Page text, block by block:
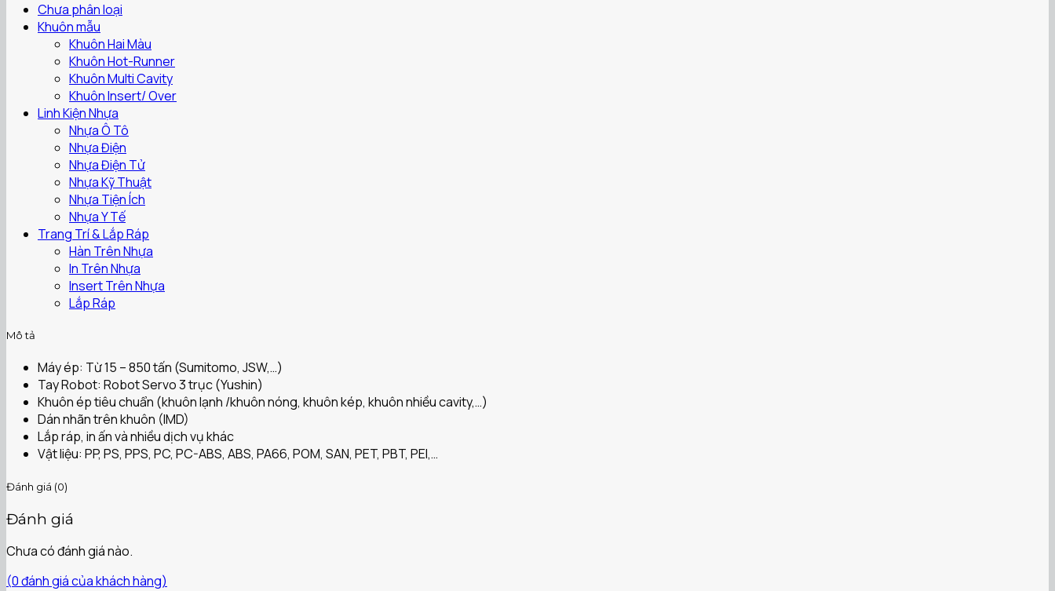
Chưa phân loại
Khuôn mẫu
Khuôn Hai Màu
Khuôn Hot-Runner
Khuôn Multi Cavity
Khuôn Insert/ Over
Linh Kiện Nhựa
Nhựa Ô Tô
Nhựa Điện
Nhựa Điện Tử
Nhựa Kỹ Thuật
Nhựa Tiện Ích
Nhựa Y Tế
Trang Trí & Lắp Ráp
Hàn Trên Nhựa
In Trên Nhựa
Insert Trên Nhựa
Lắp Ráp
Mô tả
Máy ép: Từ 15 – 850 tấn (Sumitomo, JSW,…)
Tay Robot: Robot Servo 3 trục (Yushin)
Khuôn ép tiêu chuẩn (khuôn lạnh /khuôn nóng, khuôn kép, khuôn nhiều cavity,…)
Dán nhãn trên khuôn (IMD)
Lắp ráp, in ấn và nhiều dịch vụ khác
Vật liệu: PP, PS, PPS, PC, PC-ABS, ABS, PA66, POM, SAN, PET, PBT, PEI,…
Đánh giá (0)
Đánh giá
Chưa có đánh giá nào.
(0đánh giá của khách hàng)